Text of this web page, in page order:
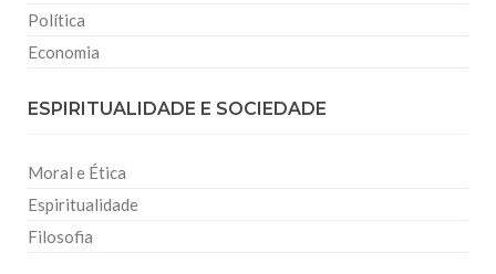
Política
Economia
ESPIRITUALIDADE E SOCIEDADE
Moral e Ética
Espiritualidade
Filosofia